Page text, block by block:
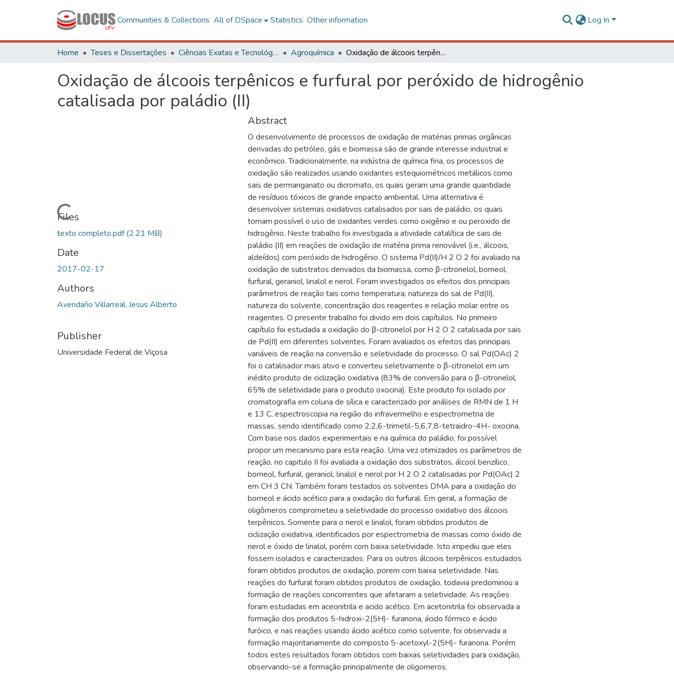
Communities & Collections All of DSpace Statistics Other information Log In
Home Teses e Dissertações Ciências Exatas e Tecnológicas Agroquímica Oxidação de álcoois terpênicos e furfural por peróxido de hidrogênio catalisada por paládio (II)
Oxidação de álcoois terpênicos e furfural por peróxido de hidrogênio
catalisada por paládio (II)
Loading...
Files
texto completo.pdf(2.21 MB)
Date
2017-02-17
Authors
Avendaño Villarreal, Jesus Alberto
Publisher
Universidade Federal de Viçosa
Abstract
O desenvolvimento de processos de oxidação de matérias primas orgânicas
derivadas do petróleo, gás e biomassa são de grande interesse industrial e
econômico. Tradicionalmente, na indústria de química fina, os processos de
oxidação são realizados usando oxidantes estequiométricos metálicos como
sais de permanganato ou dicromato, os quais geram uma grande quantidade
de resíduos tóxicos de grande impacto ambiental. Uma alternativa é
desenvolver sistemas oxidativos catalisados por sais de paládio, os quais
tornam possível o uso de oxidantes verdes como oxigênio e ou peroxido de
hidrogênio. Neste trabalho foi investigada a atividade catalítica de sais de
paládio (II) em reações de oxidação de matéria prima renovável (i.e., álcoois,
aldeídos) com peróxido de hidrogênio. O sistema Pd(II)/H 2 O 2 foi avaliado na
oxidação de substratos derivados da biomassa, como β-citronelol, borneol,
furfural, geraniol, linalol e nerol. Foram investigados os efeitos dos principais
parâmetros de reação tais como temperatura, natureza do sal de Pd(II),
natureza do solvente, concentração dos reagentes e relação molar entre os
reagentes. O presente trabalho foi divido em dois capítulos. No primeiro
capítulo foi estudada a oxidação do β-citronelol por H 2 O 2 catalisada por sais
de Pd(II) em diferentes solventes. Foram avaliados os efeitos das principais
variáveis de reação na conversão e seletividade do processo. O sal Pd(OAc) 2
foi o catalisador mais ativo e converteu seletivamente o β-citronelol em um
inédito produto de ciclização oxidativa (83% de conversão para o β-citronelol,
65% de seletividade para o produto oxocina). Este produto foi isolado por
cromatografia em coluna de sílica e caracterizado por análises de RMN de 1 H
e 13 C, espectroscopia na região do infravermelho e espectrometria de
massas, sendo identificado como 2,2,6-trimetil-5,6,7,8-tetraidro-4H- oxocina.
Com base nos dados experimentais e na química do paládio, foi possível
propor um mecanismo para esta reação. Uma vez otimizados os parâmetros de
reação, no capitulo II foi avaliada a oxidação dos substratos, álcool benzílico,
borneol, furfural, geraniol, linalol e nerol por H 2 O 2 catalisadas por Pd(OAc) 2
em CH 3 CN. Também foram testados os solventes DMA para a oxidação do
borneol e ácido acético para a oxidação do furfural. Em geral, a formação de
oligômeros comprometeu a seletividade do processo oxidativo dos álcoois
terpênicos. Somente para o nerol e linalol, foram obtidos produtos de
ciclização oxidativa, identificados por espectrometria de massas como óxido de
nerol e óxido de linalol, porém com baixa seletividade. Isto impediu que eles
fossem isolados e caracterizados. Para os outros álcoois terpênicos estudados
foram obtidos produtos de oxidação, porem com baixa seletividade. Nas
reações do furfural foram obtidos produtos de oxidação, todavia predominou a
formação de reações concorrentes que afetaram a seletividade. As reações
foram estudadas em aceonitrila e acido acético. Em acetonitrila foi observada a
formação dos produtos 5-hidroxi-2(5H)- furanona, ácido fórmico e ácido
furóico, e nas reações usando ácido acético como solvente, foi observada a
formação majoritariamente do composto 5-acetoxyl-2(5H)- furanona. Porém
todos estes resultados foram obtidos com baixas seletividades para oxidação,
observando-se a formação principalmente de oligomeros.